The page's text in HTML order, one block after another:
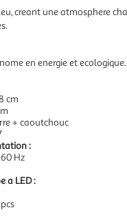
creant une atmosphere
en energie et
cm
+ caoutchouc
:
Hz
a LED :